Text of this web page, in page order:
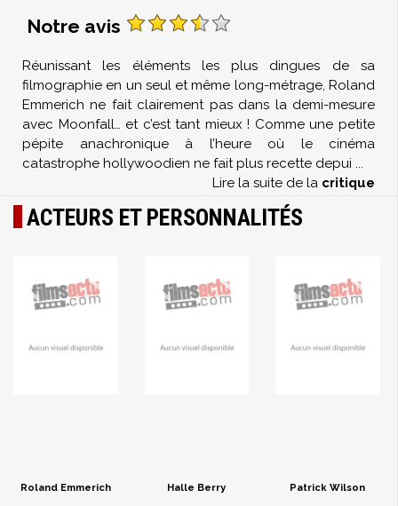
Notre avis
Réunissant les éléments les plus dingues de sa
filmographie en un seul et même long-métrage, Roland
Emmerich ne fait clairement pas dans la demi-mesure
avec Moonfall… et c’est tant mieux ! Comme une petite
pépite anachronique à l’heure où le cinéma
catastrophe hollywoodien ne fait plus recette depui ...
Lire la suite de la critique
ACTEURS ET PERSONNALITÉS
Roland Emmerich Halle Berry Patrick Wilson